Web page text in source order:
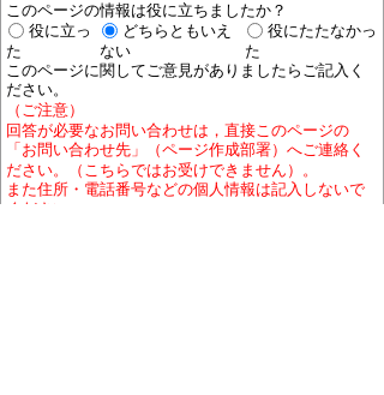
このページの情報は役に立ちましたか？
役に立っ
た
どちらともいえ
ない
役にたたなかっ
た
このページに関してご意見がありましたらご記入く
ださい。
（ご注意）
回答が必要なお問い合わせは，直接このページの
「お問い合わせ先」（ページ作成部署）へご連絡く
ださい。（こちらではお受けできません）。
また住所・電話番号などの個人情報は記入しないで
ください。